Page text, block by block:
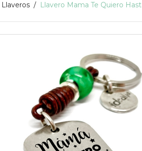
Llaveros Llavero Mama Te Quiero